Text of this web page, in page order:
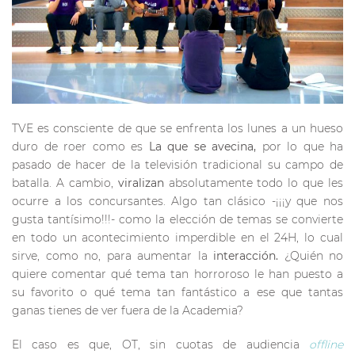
TVE es consciente de que se enfrenta los lunes a un hueso
duro de roer como es La que se avecina, por lo que ha
pasado de hacer de la televisión tradicional su campo de
batalla. A cambio, viralizan absolutamente todo lo que les
ocurre a los concursantes. Algo tan clásico -¡¡¡y que nos
gusta tantísimo!!!- como la elección de temas se convierte
en todo un acontecimiento imperdible en el 24H, lo cual
sirve, como no, para aumentar la interacción. ¿Quién no
quiere comentar qué tema tan horroroso le han puesto a
su favorito o qué tema tan fantástico a ese que tantas
ganas tienes de ver fuera de la Academia?
El caso es que, OT, sin cuotas de audiencia offline